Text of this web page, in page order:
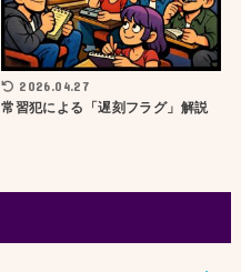
2026.04.27
常習犯による「遅刻フラグ」解説